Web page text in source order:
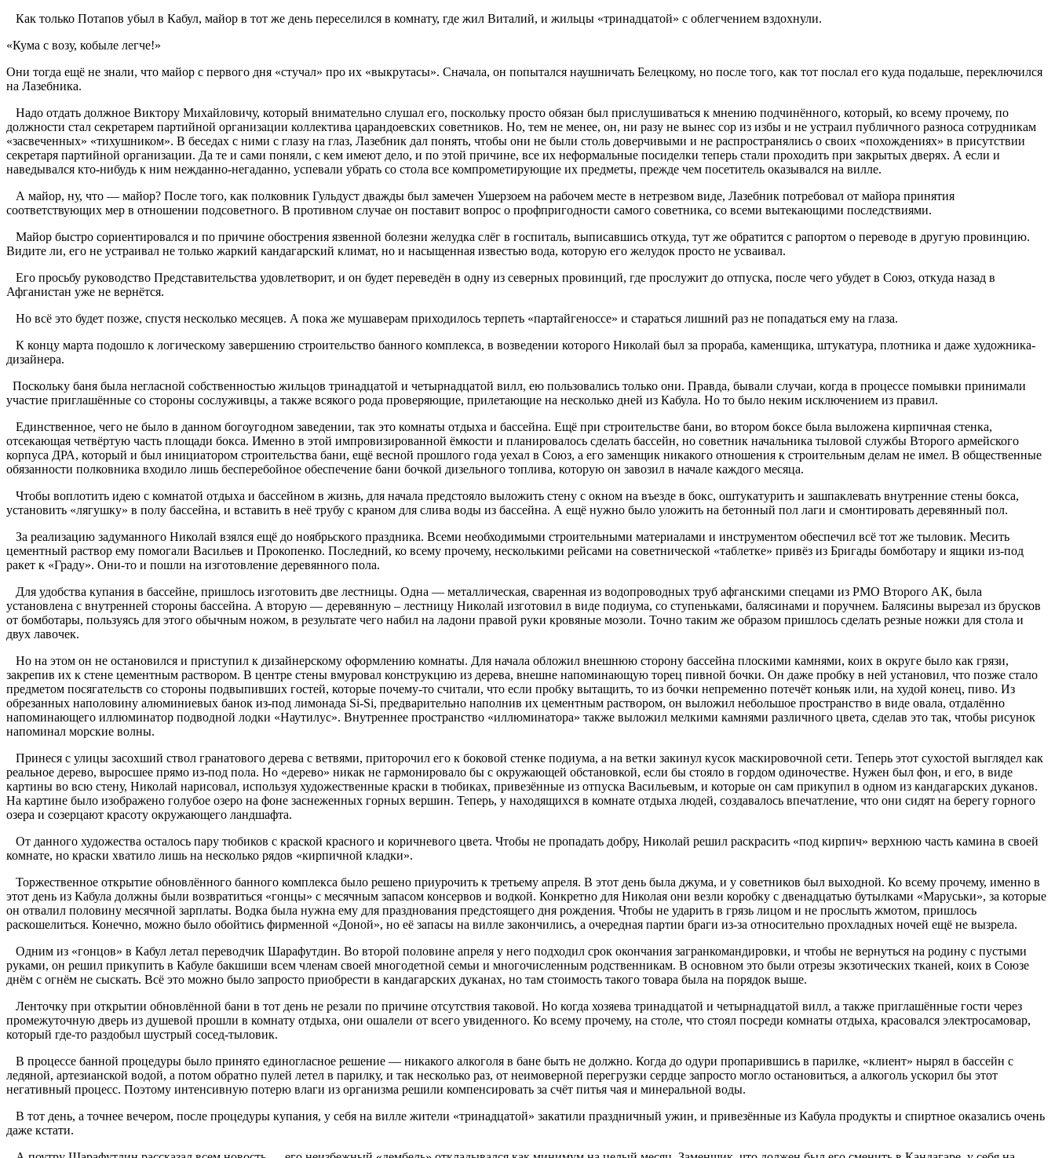
Как только Потапов убыл в Кабул, майор в тот же день переселился в комнату, где жил Виталий, и жильцы «тринадцатой» с облегчением вздохнули.
«Кума с возу, кобыле легче!»
Они тогда ещё не знали, что майор с первого дня «стучал» про их «выкрутасы». Сначала, он попытался наушничать Белецкому, но после того, как тот послал его куда подальше, переключился
на Лазебника.
Надо отдать должное Виктору Михайловичу, который внимательно слушал его, поскольку просто обязан был прислушиваться к мнению подчинённого, который, ко всему прочему, по
должности стал секретарем партийной организации коллектива царандоевских советников. Но, тем не менее, он, ни разу не вынес сор из избы и не устраил публичного разноса сотрудникам
«засвеченных» «тихушником». В беседах с ними с глазу на глаз, Лазебник дал понять, чтобы они не были столь доверчивыми и не распространялись о своих «похождениях» в присутствии
секретаря партийной организации. Да те и сами поняли, с кем имеют дело, и по этой причине, все их неформальные посиделки теперь стали проходить при закрытых дверях. А если и
наведывался кто-нибудь к ним нежданно-негаданно, успевали убрать со стола все компрометирующие их предметы, прежде чем посетитель оказывался на вилле.
А майор, ну, что — майор? После того, как полковник Гульдуст дважды был замечен Ушерзоем на рабочем месте в нетрезвом виде, Лазебник потребовал от майора принятия
соответствующих мер в отношении подсоветного. В противном случае он поставит вопрос о профпригодности самого советника, со всеми вытекающими последствиями.
Майор быстро сориентировался и по причине обострения язвенной болезни желудка слёг в госпиталь, выписавшись откуда, тут же обратится с рапортом о переводе в другую провинцию.
Видите ли, его не устраивал не только жаркий кандагарский климат, но и насыщенная известью вода, которую его желудок просто не усваивал.
Его просьбу руководство Представительства удовлетворит, и он будет переведён в одну из северных провинций, где прослужит до отпуска, после чего убудет в Союз, откуда назад в
Афганистан уже не вернётся.
Но всё это будет позже, спустя несколько месяцев. А пока же мушаверам приходилось терпеть «партайгеноссе» и стараться лишний раз не попадаться ему на глаза.
К концу марта подошло к логическому завершению строительство банного комплекса, в возведении которого Николай был за прораба, каменщика, штукатура, плотника и даже художника-
дизайнера.
Поскольку баня была негласной собственностью жильцов тринадцатой и четырнадцатой вилл, ею пользовались только они. Правда, бывали случаи, когда в процессе помывки принимали
участие приглашённые со стороны сослуживцы, а также всякого рода проверяющие, прилетающие на несколько дней из Кабула. Но то было неким исключением из правил.
Единственное, чего не было в данном богоугодном заведении, так это комнаты отдыха и бассейна. Ещё при строительстве бани, во втором боксе была выложена кирпичная стенка,
отсекающая четвёртую часть площади бокса. Именно в этой импровизированной ёмкости и планировалось сделать бассейн, но советник начальника тыловой службы Второго армейского
корпуса ДРА, который и был инициатором строительства бани, ещё весной прошлого года уехал в Союз, а его заменщик никакого отношения к строительным делам не имел. В общественные
обязанности полковника входило лишь бесперебойное обеспечение бани бочкой дизельного топлива, которую он завозил в начале каждого месяца.
Чтобы воплотить идею с комнатой отдыха и бассейном в жизнь, для начала предстояло выложить стену с окном на въезде в бокс, оштукатурить и зашпаклевать внутренние стены бокса,
установить «лягушку» в полу бассейна, и вставить в неё трубу с краном для слива воды из бассейна. А ещё нужно было уложить на бетонный пол лаги и смонтировать деревянный пол.
За реализацию задуманного Николай взялся ещё до ноябрьского праздника. Всеми необходимыми строительными материалами и инструментом обеспечил всё тот же тыловик. Месить
цементный раствор ему помогали Васильев и Прокопенко. Последний, ко всему прочему, несколькими рейсами на советнической «таблетке» привёз из Бригады бомботару и ящики из-под
ракет к «Граду». Они-то и пошли на изготовление деревянного пола.
Для удобства купания в бассейне, пришлось изготовить две лестницы. Одна — металлическая, сваренная из водопроводных труб афганскими спецами из РМО Второго АК, была
установлена с внутренней стороны бассейна. А вторую — деревянную – лестницу Николай изготовил в виде подиума, со ступеньками, балясинами и поручнем. Балясины вырезал из брусков
от бомботары, пользуясь для этого обычным ножом, в результате чего набил на ладони правой руки кровяные мозоли. Точно таким же образом пришлось сделать резные ножки для стола и
двух лавочек.
Но на этом он не остановился и приступил к дизайнерскому оформлению комнаты. Для начала обложил внешнюю сторону бассейна плоскими камнями, коих в округе было как грязи,
закрепив их к стене цементным раствором. В центре стены вмуровал конструкцию из дерева, внешне напоминающую торец пивной бочки. Он даже пробку в ней установил, что позже стало
предметом посягательств со стороны подвыпивших гостей, которые почему-то считали, что если пробку вытащить, то из бочки непременно потечёт коньяк или, на худой конец, пиво. Из
обрезанных наполовину алюминиевых банок из-под лимонада Si-Si, предварительно наполнив их цементным раствором, он выложил небольшое пространство в виде овала, отдалённо
напоминающего иллюминатор подводной лодки «Наутилус». Внутреннее пространство «иллюминатора» также выложил мелкими камнями различного цвета, сделав это так, чтобы рисунок
напоминал морские волны.
Принеся с улицы засохший ствол гранатового дерева с ветвями, приторочил его к боковой стенке подиума, а на ветки закинул кусок маскировочной сети. Теперь этот сухостой выглядел как
реальное дерево, выросшее прямо из-под пола. Но «дерево» никак не гармонировало бы с окружающей обстановкой, если бы стояло в гордом одиночестве. Нужен был фон, и его, в виде
картины во всю стену, Николай нарисовал, используя художественные краски в тюбиках, привезённые из отпуска Васильевым, и которые он сам прикупил в одном из кандагарских дуканов.
На картине было изображено голубое озеро на фоне заснеженных горных вершин. Теперь, у находящихся в комнате отдыха людей, создавалось впечатление, что они сидят на берегу горного
озера и созерцают красоту окружающего ландшафта.
От данного художества осталось пару тюбиков с краской красного и коричневого цвета. Чтобы не пропадать добру, Николай решил раскрасить «под кирпич» верхнюю часть камина в своей
комнате, но краски хватило лишь на несколько рядов «кирпичной кладки».
Торжественное открытие обновлённого банного комплекса было решено приурочить к третьему апреля. В этот день была джума, и у советников был выходной. Ко всему прочему, именно в
этот день из Кабула должны были возвратиться «гонцы» с месячным запасом консервов и водкой. Конкретно для Николая они везли коробку с двенадцатью бутылками «Маруськи», за которые
он отвалил половину месячной зарплаты. Водка была нужна ему для празднования предстоящего дня рождения. Чтобы не ударить в грязь лицом и не прослыть жмотом, пришлось
раскошелиться. Конечно, можно было обойтись фирменной «Доной», но её запасы на вилле закончились, а очередная партии браги из-за относительно прохладных ночей ещё не вызрела.
Одним из «гонцов» в Кабул летал переводчик Шарафутдин. Во второй половине апреля у него подходил срок окончания загранкомандировки, и чтобы не вернуться на родину с пустыми
руками, он решил прикупить в Кабуле бакшиши всем членам своей многодетной семьи и многочисленным родственникам. В основном это были отрезы экзотических тканей, коих в Союзе
днём с огнём не сыскать. Всё это можно было запросто приобрести в кандагарских дуканах, но там стоимость такого товара была на порядок выше.
Ленточку при открытии обновлённой бани в тот день не резали по причине отсутствия таковой. Но когда хозяева тринадцатой и четырнадцатой вилл, а также приглашённые гости через
промежуточную дверь из душевой прошли в комнату отдыха, они ошалели от всего увиденного. Ко всему прочему, на столе, что стоял посреди комнаты отдыха, красовался электросамовар,
который где-то раздобыл шустрый сосед-тыловик.
В процессе банной процедуры было принято единогласное решение — никакого алкоголя в бане быть не должно. Когда до одури пропарившись в парилке, «клиент» нырял в бассейн с
ледяной, артезианской водой, а потом обратно пулей летел в парилку, и так несколько раз, от неимоверной перегрузки сердце запросто могло остановиться, а алкоголь ускорил бы этот
негативный процесс. Поэтому интенсивную потерю влаги из организма решили компенсировать за счёт питья чая и минеральной воды.
В тот день, а точнее вечером, после процедуры купания, у себя на вилле жители «тринадцатой» закатили праздничный ужин, и привезённые из Кабула продукты и спиртное оказались очень
даже кстати.